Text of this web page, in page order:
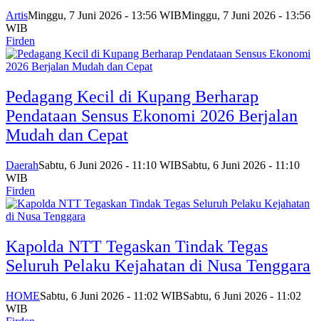
ArtisMinggu, 7 Juni 2026 - 13:56 WIBMinggu, 7 Juni 2026 - 13:56
WIB
Firden
Pedagang Kecil di Kupang Berharap
Pendataan Sensus Ekonomi 2026 Berjalan
Mudah dan Cepat
DaerahSabtu, 6 Juni 2026 - 11:10 WIBSabtu, 6 Juni 2026 - 11:10
WIB
Firden
Kapolda NTT Tegaskan Tindak Tegas
Seluruh Pelaku Kejahatan di Nusa Tenggara
HOMESabtu, 6 Juni 2026 - 11:02 WIBSabtu, 6 Juni 2026 - 11:02
WIB